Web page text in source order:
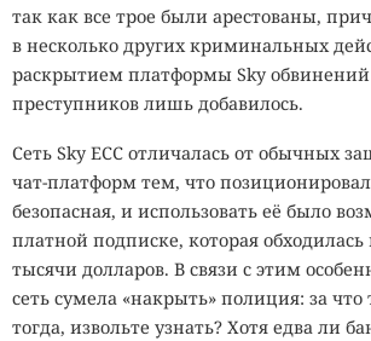
так как все трое были арестованы,
в несколько других криминальных
раскрытием платформы Sky обвинений
преступников лишь добавилось.
Сеть Sky ECC отличалась от обычных
чат-платформ тем, что
безопасная, и использовать её было
платной подписке, которая обходилась
тысячи долларов. В связи с этим
сеть сумела «накрыть» полиция: за что
тогда, извольте узнать? Хотя едва ли